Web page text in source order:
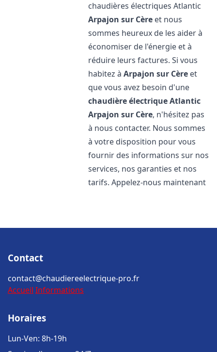
chaudières électriques Atlantic
Arpajon sur Cère et nous
sommes heureux de les aider à
économiser de l'énergie et à
réduire leurs factures. Si vous
habitez àArpajon sur Cère et
que vous avez besoin d'une
chaudière électrique Atlantic
Arpajon sur Cère, n'hésitez pas
à nous contacter. Nous sommes
à votre disposition pour vous
fournir des informations sur nos
services, nos garanties et nos
tarifs. Appelez-nous maintenant
Contact
contact@chaudiereelectrique-pro.fr
Accueil Informations
Horaires
Lun-Ven: 8h-19h